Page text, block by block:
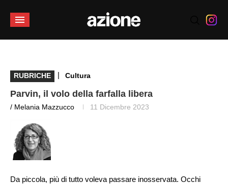
RUBRICHE | Cultura
Parvin, il volo della farfalla libera
/ Melania Mazzucco 11 Dicembre 2023
Da piccola, più di tutto voleva passare inosservata. Occhi